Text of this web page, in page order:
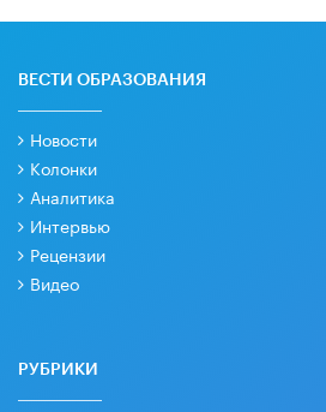
ВЕСТИ ОБРАЗОВАНИЯ
Новости
Колонки
Аналитика
Интервью
Рецензии
Видео
РУБРИКИ